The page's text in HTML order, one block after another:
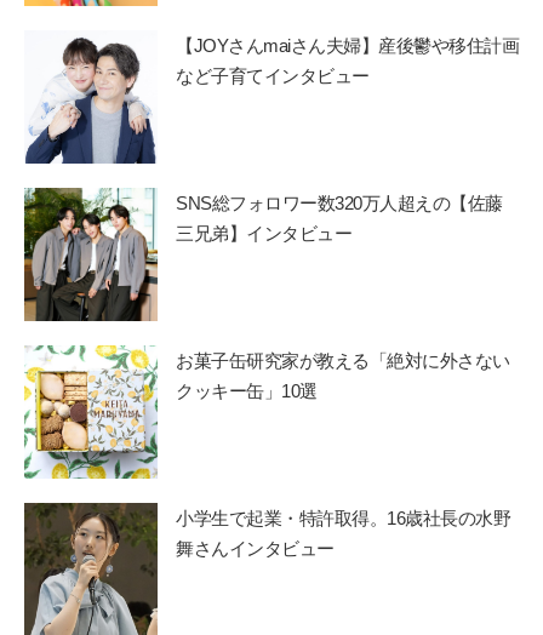
【JOYさんmaiさん夫婦】産後鬱や移住計画
など子育てインタビュー
SNS総フォロワー数320万人超えの【佐藤
三兄弟】インタビュー
お菓子缶研究家が教える「絶対に外さない
クッキー缶」10選
小学生で起業・特許取得。16歳社長の水野
舞さんインタビュー